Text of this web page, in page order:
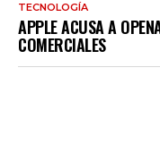
TECNOLOGÍA
APPLE ACUSA A
COMERCIALES